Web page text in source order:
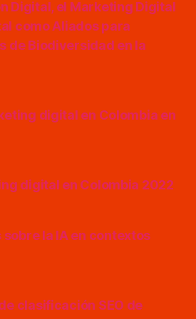
Digital, el Marketing Digital
como Aliados para
de Biodiversidad en la
digital en Colombia en
digital en Colombia 2022
la IA en contextos
clasificación SEO de